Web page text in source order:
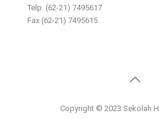
Telp. (62-21) 7495617
Fax (62-21) 7495615
Copyright © 2023 Sekolah